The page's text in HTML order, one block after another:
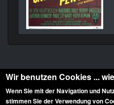
Diese Website ist urheberrechtlich
Wir benutzen Cookies ...
Wenn Sie mit der Navigation und
stimmen Sie der Verwendung von